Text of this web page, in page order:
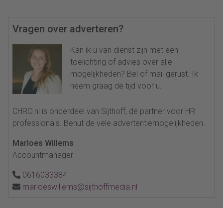
Vragen over adverteren?
Kan ik u van dienst zijn met een
toelichting of advies over alle
mogelijkheden? Bel of mail gerust. Ik
neem graag de tijd voor u.
CHRO.nl is onderdeel van Sijthoff, dé partner voor HR
professionals. Benut de vele advertentiemogelijkheden.
Marloes Willems
Accountmanager
0616033384
marloeswillems@sijthoffmedia.nl